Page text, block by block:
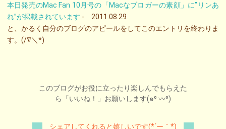
本日発売のMac Fan 10月号の「Macなブロガーの素顔」に”リンあ
れ”が掲載されています - 2011.08.29
と、かるく自分のブログのアピールをしてこのエントリを終わりま
す。(/∇＼*)
このブログがお役に立ったり楽しんでもらえた
ら「いいね！」お願いします(๑⁰ 〰⁰)
シェアしてくれると嬉しいです(*´ー｀*)